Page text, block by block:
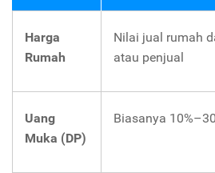
Harga
Rumah
Nilai jual rumah
atau penjual
Uang
Muka (DP)
Biasanya